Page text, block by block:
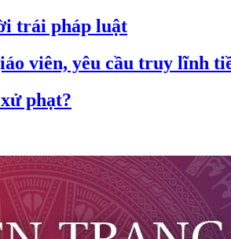
trái pháp luật
viên, yêu cầu truy lĩnh
phạt?